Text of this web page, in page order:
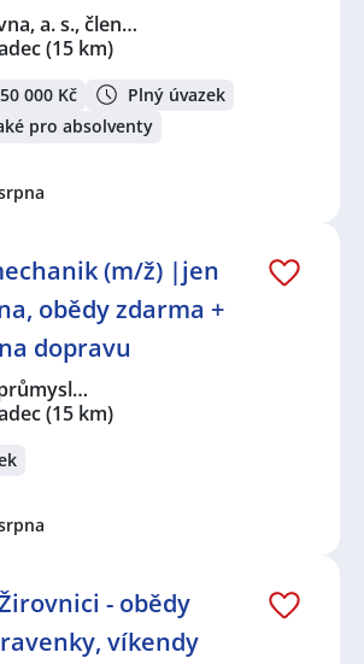
a. s., člen…
(15 km)
000 Kč
Plný úvazek
pro absolventy
(m/ž) |jen
obědy zdarma +
dopravu
(15 km)
- obědy
víkendy